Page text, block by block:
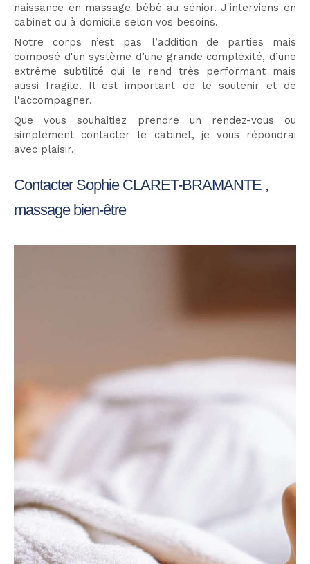
naissance en massage bébé au sénior. J'interviens en
cabinet ou à domicile selon vos besoins.
Notre corps n’est pas l’addition de parties mais
composé d'un système d’une grande complexité, d’une
extrême subtilité qui le rend très performant mais
aussi fragile. Il est important de le soutenir et de
l'accompagner.
Que vous souhaitiez prendre un rendez-vous ou
simplement contacter le cabinet, je vous répondrai
avec plaisir.
Contacter Sophie CLARET-BRAMANTE ,
massage bien-être